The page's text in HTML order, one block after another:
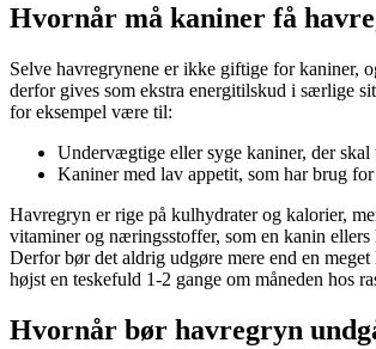
Hvornår må kaniner få
Selve havregrynene er ikke giftige for kaniner,
derfor gives som ekstra energitilskud i særlige
for eksempel være til:
Undervægtige eller syge kaniner, der skal
Kaniner med lav appetit, som har brug
Havregryn er rige på kulhydrater og kalorier,
vitaminer og næringsstoffer, som en kanin
Derfor bør det aldrig udgøre mere end en
højst en teskefuld 1-2 gange om måneden hos
Hvornår bør havregryn